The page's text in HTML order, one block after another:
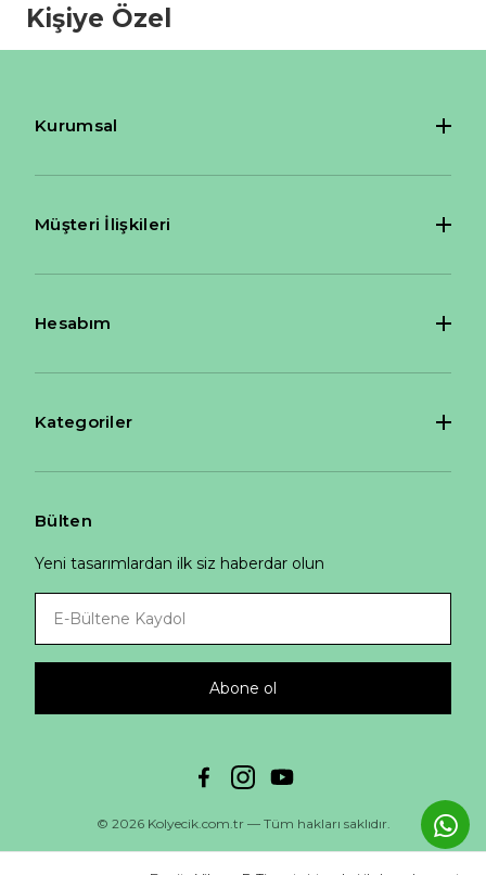
Kişiye Özel
Kurumsal
Müşteri İlişkileri
Hesabım
Kategoriler
Bülten
Yeni tasarımlardan ilk siz haberdar olun
Abone ol
© 2026 Kolyecik.com.tr — Tüm hakları saklıdır.